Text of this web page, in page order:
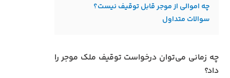
چه اموالی از موجر قابل توقیف نیست؟
سوالات متداول
چه زمانی می‌توان درخواست توقیف ملک موجر را
داد؟